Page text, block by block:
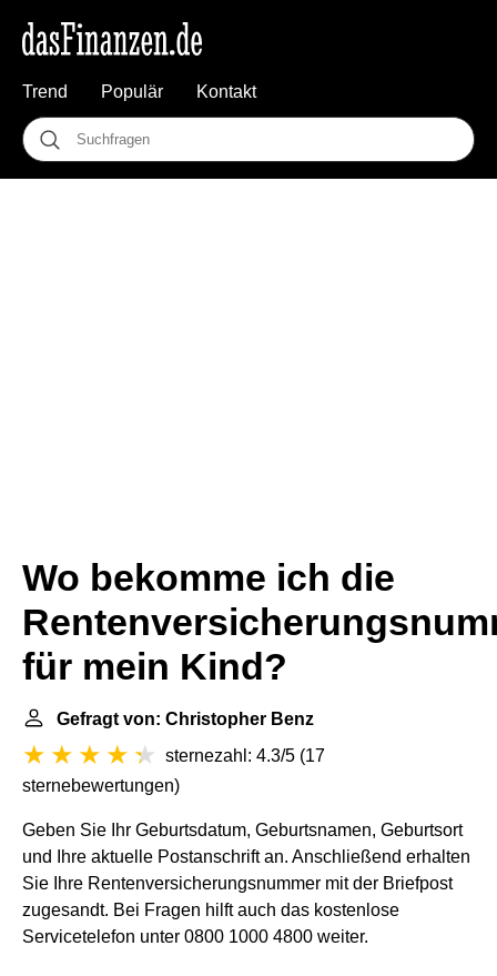
Trend Populär Kontakt
Wo bekomme ich die
für mein Kind?
Gefragt von: Christopher Benz
sternezahl: 4.3/5 (17
sternebewertungen)
Geben Sie Ihr Geburtsdatum, Geburtsnamen, Geburtsort
und Ihre aktuelle Postanschrift an. Anschließend erhalten
Sie Ihre Rentenversicherungsnummer mit der Briefpost
zugesandt. Bei Fragen hilft auch das kostenlose
Servicetelefon unter 0800 1000 4800 weiter.